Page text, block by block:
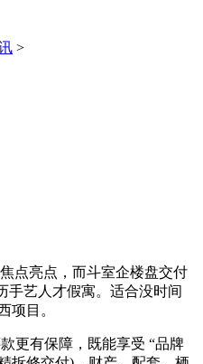
>
亮点，而斗室企楼盘交付
手艺人才假寓。适合没时间
项目。
有保障，既能享受 “品牌